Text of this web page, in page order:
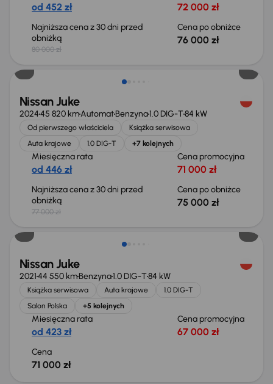
od 452 zł 72 000 zł
Najniższa cena z 30 dni przed
obniżką
80 000 zł
Cena po obniżce
76 000 zł
Taniej o 2 000 zł
Nissan Juke
202445 820 kmAutomatBenzyna1.0 DIG-T84 kW
Od pierwszego właściciela
Książka serwisowa
Auta krajowe
1.0 DIG-T +7 kolejnych
Miesięczna rata
od 446 zł
Cena promocyjna
71 000 zł
Najniższa cena z 30 dni przed
obniżką
77 000 zł
Cena po obniżce
75 000 zł
Nissan Juke
202144 550 kmBenzyna1.0 DIG-T84 kW
Książka serwisowa Auta krajowe
1.0 DIG-T
Salon Polska
+5 kolejnych
Miesięczna rata
od 423 zł
Cena promocyjna
67 000 zł
Cena
71 000 zł